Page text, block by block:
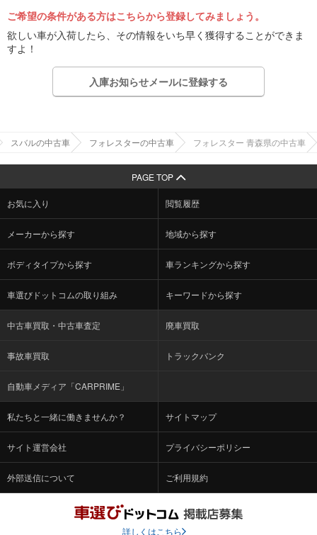
ご希望の条件がある方はこちらから登録してみましょう。
欲しい車が入荷したら、その情報をいち早く獲得することができま
すよ！
入庫お知らせメールに登録する
スバルの中古車 フォレスターの中古車 フォレスター 青森県の中古車
PAGE TOP
お気に入り 閲覧履歴
メーカーから探す 地域から探す
ボディタイプから探す 車ランキングから探す
車選びドットコムの取り組み キーワードから探す
中古車買取・中古車査定 廃車買取
事故車買取 トラックバンク
自動車メディア「CARPRIME」
私たちと一緒に働きませんか？ サイトマップ
サイト運営会社 プライバシーポリシー
外部送信について ご利用規約
詳しくはこちら